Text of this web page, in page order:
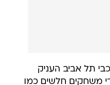
תל אביב העניק
משחקים חלשים כמו